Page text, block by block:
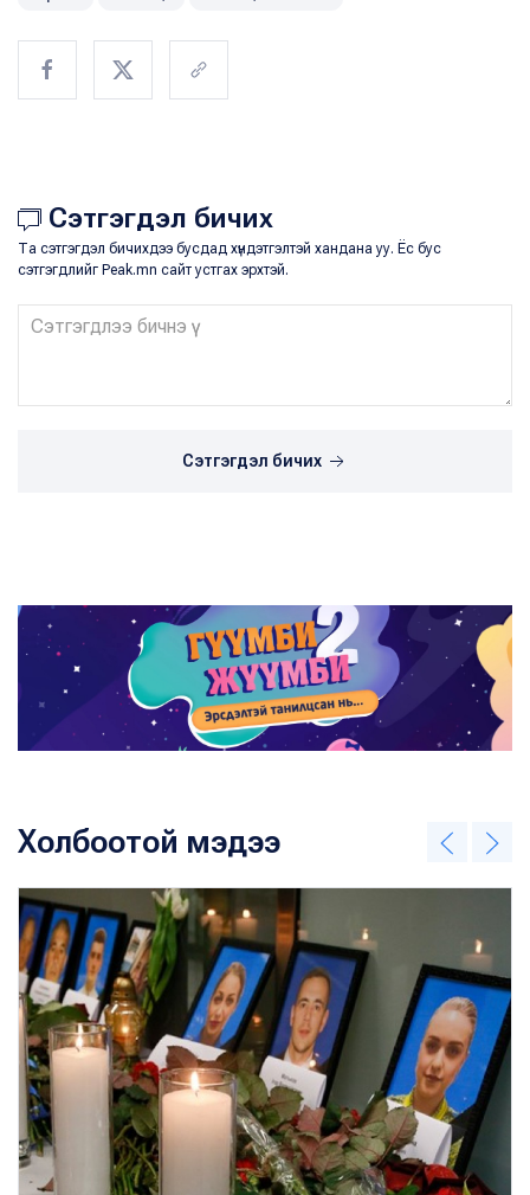
Сэтгэгдэл бичих
Та сэтгэгдэл бичихдээ бусдад хүндэтгэлтэй хандана уу. Ёс бус
сэтгэгдлийг Peak.mn сайт устгах эрхтэй.
Сэтгэгдэл бичих
Холбоотой мэдээ